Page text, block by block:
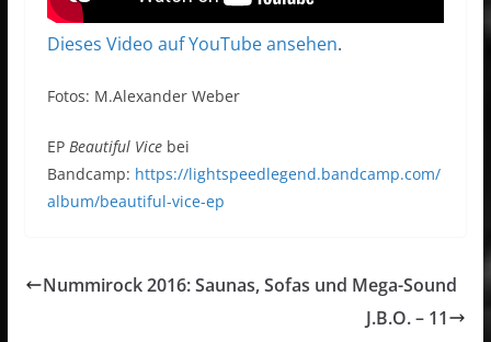
Dieses Video auf YouTube ansehen.
Fotos: M.Alexander Weber
EP Beautiful Vicebei
Bandcamp: https://lightspeedlegend.bandcamp.com/
album/beautiful-vice-ep
Nummirock 2016: Saunas, Sofas und Mega-Sound
J.B.O. – 11